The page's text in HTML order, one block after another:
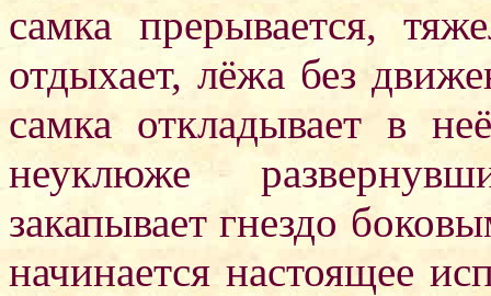
самка прерывается,
отдыхает, лёжа без
самка откладывает в
неуклюже
закапывает гнездо
начинается настоящее